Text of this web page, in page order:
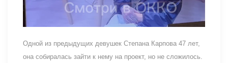
Одной из предыдущих девушек Степана Карпова 47 лет,
она собиралась зайти к нему на проект, но не сложилось.